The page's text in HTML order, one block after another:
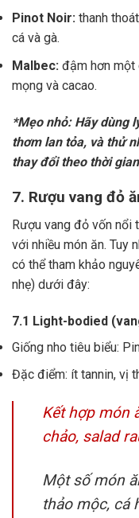
Pinot Noir: thanh
cá và gà.
Malbec: đậm hơn một
mọng và cacao.
*Mẹo nhỏ: Hãy dùng
thơm lan tỏa, và thử
thay đổi theo thời
7. Rượu vang đỏ
Rượu vang đỏ vốn nổi
với nhiều món ăn. Tuy
có thể tham khảo
nhẹ) dưới đây:
7.1 Light-bodied
Giống nho tiêu biểu:
Đặc điểm: ít tannin, vị
Kết hợp món
chảo, salad
Một số món
thảo mộc, cá